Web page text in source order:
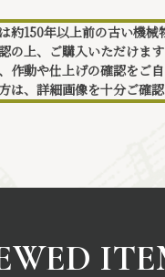
約150年以上前の古い機
の上、ご購入いただけま
作動や仕上げの確認をご
は、詳細画像を十分ご確